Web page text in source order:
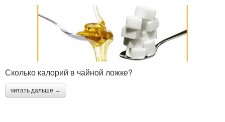
Сколько калорий в чайной ложке?
читать дальше →